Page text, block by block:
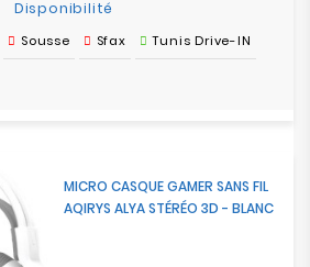
Disponibilité
Sousse Sfax Tunis Drive-IN
MICRO CASQUE GAMER SANS FIL
AQIRYS ALYA STÉRÉO 3D - BLANC